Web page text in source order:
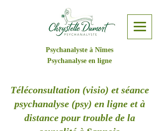
Psychanalyste à Nîmes
Psychanalyse en ligne
Téléconsultation (visio) et séance
psychanalyse (psy) en ligne et à
distance pour trouble de la